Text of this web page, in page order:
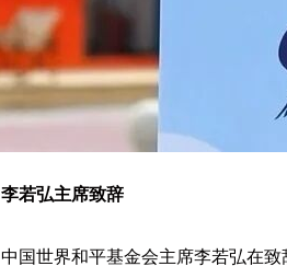
李若弘主席致辞
中国世界和平基金会主席李若弘在